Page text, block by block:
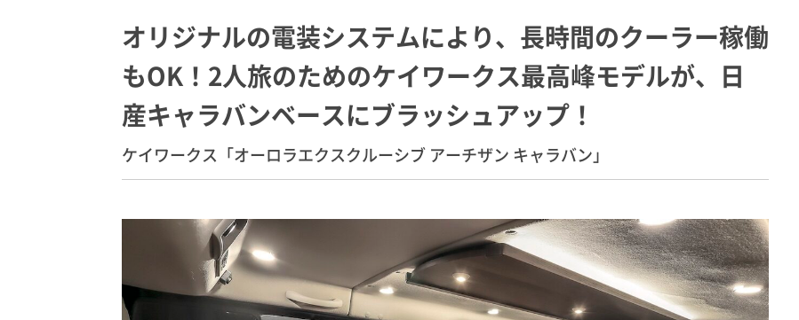
オリジナルの電装システムにより、長時間のクーラー稼働
もOK！2人旅のためのケイワークス最高峰モデルが、日
産キャラバンベースにブラッシュアップ！
ケイワークス「オーロラエクスクルーシブ アーチザン キャラバン」